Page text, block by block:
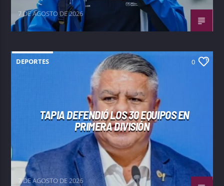
7 DE AGOSTO DE 2026
DEPORTES 0
TAPIA DEFENDIÓ LOS 30 EQUIPOS EN
PRIMERA DIVISIÓN
7 DE AGOSTO DE 2026